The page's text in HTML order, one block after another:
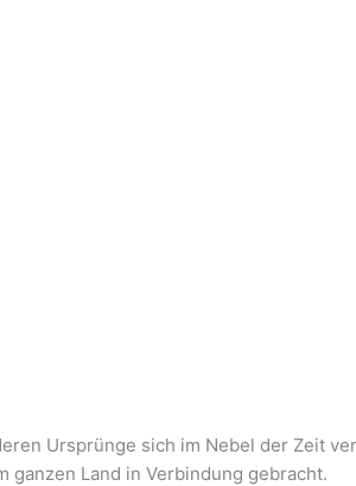
Ursprünge sich im Nebel der Zeit
Land in Verbindung gebracht.